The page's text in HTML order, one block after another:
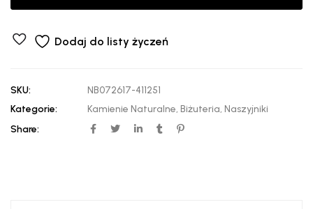
Dodaj do listy życzeń
SKU:
NB072617-411251
Kategorie:
Kamienie Naturalne, Biżuteria, Naszyjniki
Share: